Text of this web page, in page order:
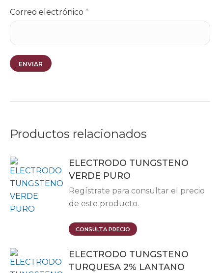
Correo electrónico *
Productos relacionados
ELECTRODO TUNGSTENO
VERDE PURO
Regístrate para consultar el precio
de este producto.
CONSULTA PRECIO
Este
tiene
múltiples
ELECTRODO TUNGSTENO
TURQUESA 2% LANTANO